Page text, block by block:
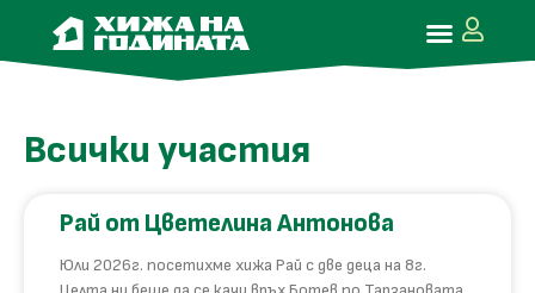
Всички участия
Рай от Цветелина Антонова
Юли 2026г. посетихме хижа Рай с две деца на 8г.